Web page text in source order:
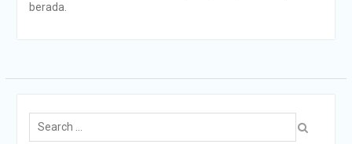
berada.